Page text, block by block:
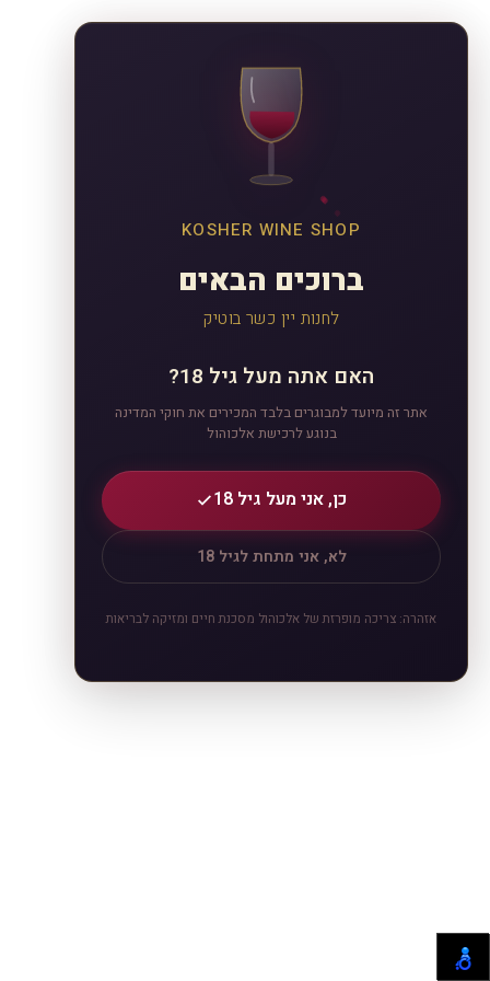
KOSHER WINE SHOP
ברוכים הבאים
לחנות יין כשר בוטיק
האם אתה מעל גיל 18?
אתר זה מיועד למבוגרים בלבד המכירים את חוקי המדינה
בנוגע לרכישת אלכוהול
כן, אני מעל גיל 18
לא, אני מתחת לגיל 18
אזהרה: צריכה מופרזת של אלכוהול מסכנת חיים ומזיקה לבריאות